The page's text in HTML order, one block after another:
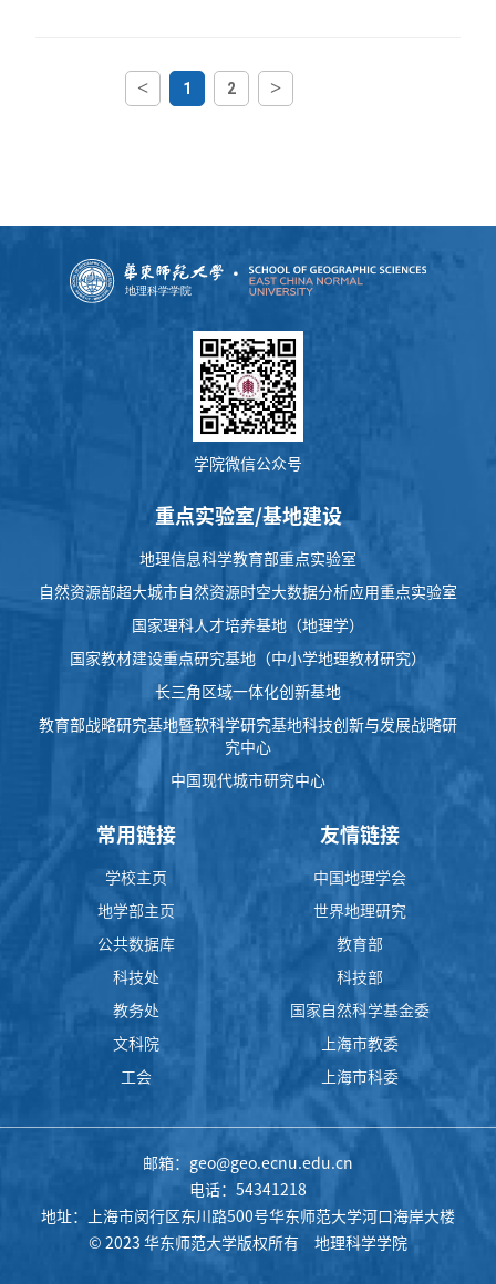
< 1 2 >
学院微信公众号
重点实验室/基地建设
地理信息科学教育部重点实验室
自然资源部超大城市自然资源时空大数据分析应用重点实验室
国家理科人才培养基地（地理学）
国家教材建设重点研究基地（中小学地理教材研究）
长三角区域一体化创新基地
教育部战略研究基地暨软科学研究基地科技创新与发展战略研
究中心
中国现代城市研究中心
常用链接
学校主页
地学部主页
公共数据库
科技处
教务处
文科院
工会
友情链接
中国地理学会
世界地理研究
教育部
科技部
国家自然科学基金委
上海市教委
上海市科委
邮箱：geo@geo.ecnu.edu.cn
电话：54341218
地址：上海市闵行区东川路500号华东师范大学河口海岸大楼
© 2023 华东师范大学版权所有 地理科学学院